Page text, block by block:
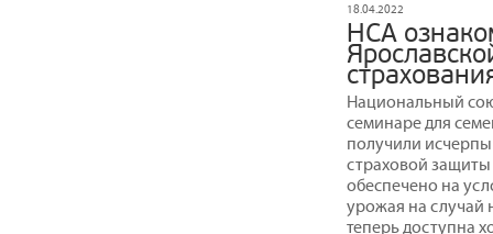
18.04.2022
НСА
Национальный
семинаре для
получили
страховой
обеспечено на
урожая на случай
теперь доступна